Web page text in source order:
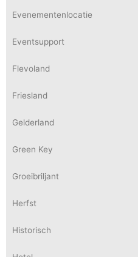
Evenementenlocatie
Eventsupport
Flevoland
Friesland
Gelderland
Green Key
Groeibriljant
Herfst
Historisch